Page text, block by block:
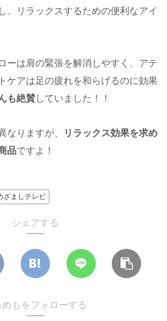
、リラックスするための便利なアイ
ーは肩の緊張を解消しやすく、アテ
ケアは足の疲れを和らげるのに効果
も絶賛していました！！
なりますが、
リラックス効果を求め
品ですよ！
ざましテレビ
シェアする
めもをフォローする